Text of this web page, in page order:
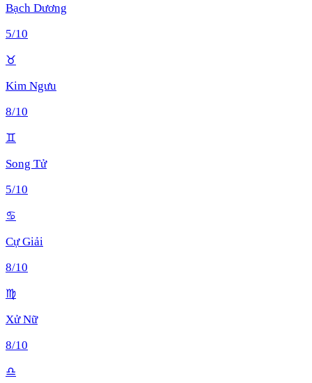
Bạch Dương
5/10
♉
Kim Ngưu
8/10
♊
Song Tử
5/10
♋
Cự Giải
8/10
♍
Xử Nữ
8/10
♎